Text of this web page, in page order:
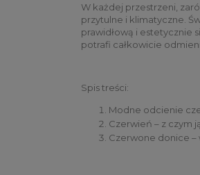
W każdej przestrzeni,
przytulne i klimatyczne.
prawidłową i estetycznie
potrafi całkowicie
Spis treści:
Modne odcienie
Czerwień – z czym
Czerwone donice –